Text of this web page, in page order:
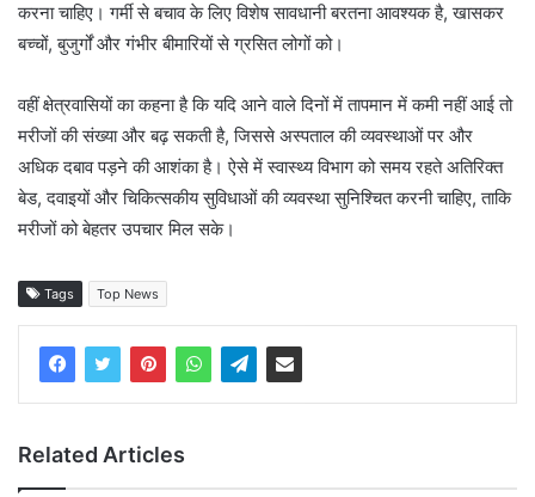
करना चाहिए। गर्मी से बचाव के लिए विशेष सावधानी बरतना आवश्यक है, खासकर
बच्चों, बुजुर्गों और गंभीर बीमारियों से ग्रसित लोगों को।
वहीं क्षेत्रवासियों का कहना है कि यदि आने वाले दिनों में तापमान में कमी नहीं आई तो
मरीजों की संख्या और बढ़ सकती है, जिससे अस्पताल की व्यवस्थाओं पर और
अधिक दबाव पड़ने की आशंका है। ऐसे में स्वास्थ्य विभाग को समय रहते अतिरिक्त
बेड, दवाइयों और चिकित्सकीय सुविधाओं की व्यवस्था सुनिश्चित करनी चाहिए, ताकि
मरीजों को बेहतर उपचार मिल सके।
Tags Top News
Related Articles